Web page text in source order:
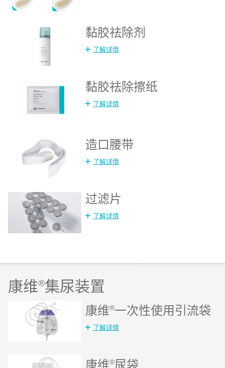
黏胶祛除剂
了解详情
黏胶祛除擦纸
了解详情
造口腰带
了解详情
过滤片
了解详情
康维®集尿装置
康维®一次性使用引流袋
了解详情
康维®尿袋